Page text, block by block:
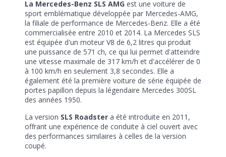
La Mercedes-Benz SLS AMGest une voiture de
sport emblématique développée par Mercedes-AMG,
la filiale de performance de Mercedes-Benz. Elle a été
commercialisée entre 2010 et 2014. La Mercedes SLS
est équipée d'un moteur V8 de 6,2 litres qui produit
une puissance de 571 ch, ce qui lui permet d'atteindre
une vitesse maximale de 317 km/h et d'accélérer de 0
à 100 km/h en seulement 3,8 secondes. Elle a
également été la première voiture de série équipée de
portes papillon depuis la légendaire Mercedes 300SL
des années 1950.
La version SLS Roadstera été introduite en 2011,
offrant une expérience de conduite à ciel ouvert avec
des performances similaires à celles de la version
coupé.